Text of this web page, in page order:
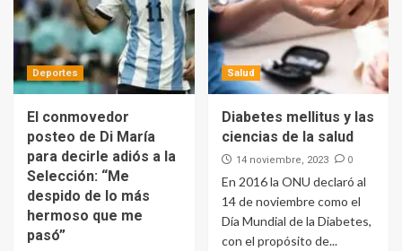
Deportes
El conmovedor
posteo de Di María
para decirle adiós a la
Selección: “Me
despido de lo más
hermoso que me
pasó”
Salud
Diabetes mellitus y las
ciencias de la salud
14 noviembre, 2023 0
En 2016 la ONU declaró al
14 de noviembre como el
Día Mundial de la Diabetes,
con el propósito de...